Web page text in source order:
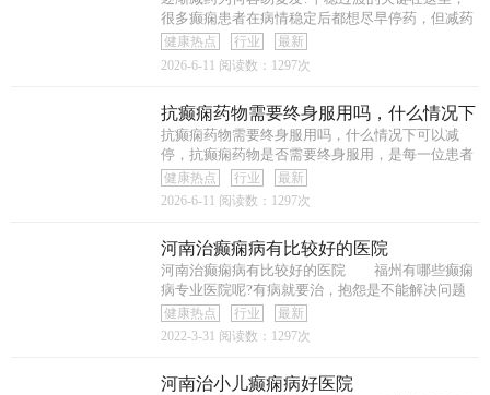
很多癫痫患者在病情稳定后都想尽早停药，但减药
过程中复
健康热点 行业
最新
2026-6-11 阅读数：1297次
抗癫痫药物需要终身服用吗，什么情况下
可以
抗癫痫药物需要终身服用吗，什么情况下可以减
停，抗癫痫药物是否需要终身服用，是每一位患者
和家属都
健康热点 行业
最新
2026-6-11 阅读数：1297次
河南治癫痫病有比较好的医院
河南治癫痫病有比较好的医院 福州有哪些癫痫
病专业医院呢?有病就要治，抱怨是不能解决问题
的，
健康热点 行业
最新
2022-3-31 阅读数：1297次
河南治小儿癫痫病好医院